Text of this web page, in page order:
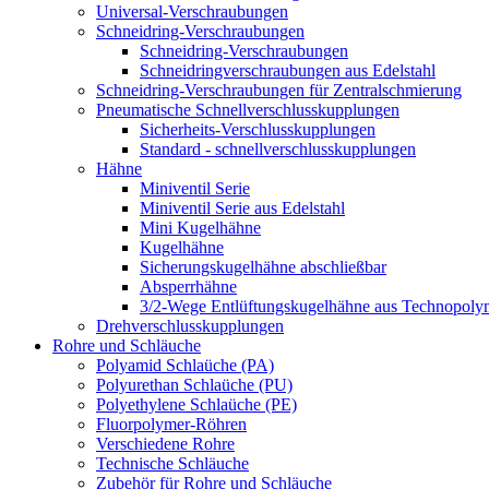
Universal-Verschraubungen
Schneidring-Verschraubungen
Schneidring-Verschraubungen
Schneidringverschraubungen aus Edelstahl
Schneidring-Verschraubungen für Zentralschmierung
Pneumatische Schnellverschlusskupplungen
Sicherheits-Verschlusskupplungen
Standard - schnellverschlusskupplungen
Hähne
Miniventil Serie
Miniventil Serie aus Edelstahl
Mini Kugelhähne
Kugelhähne
Sicherungskugelhähne abschließbar
Absperrhähne
3/2-Wege Entlüftungskugelhähne aus
Drehverschlusskupplungen
Rohre und Schläuche
Polyamid Schlaüche (PA)
Polyurethan Schlaüche (PU)
Polyethylene Schlaüche (PE)
Fluorpolymer-Röhren
Verschiedene Rohre
Technische Schläuche
Zubehör für Rohre und Schläuche